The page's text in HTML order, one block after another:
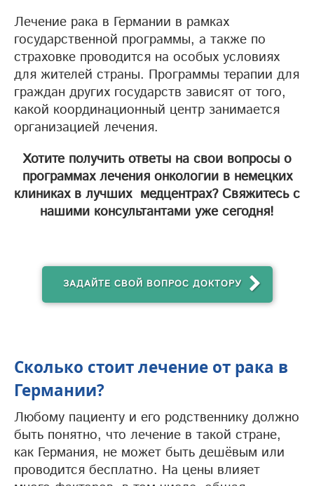
Лечение рака в Германии в рамках
государственной программы, а также по
страховке проводится на особых условиях
для жителей страны. Программы терапии для
граждан других государств зависят от того,
какой координационный центр занимается
организацией лечения.
Хотите получить ответы на свои вопросы о
программах лечения онкологии в немецких
клиниках в лучших медцентрах? Свяжитесь с
нашими консультантами уже сегодня!
ЗАДАЙТЕ СВОЙ ВОПРОС ДОКТОРУ
Сколько стоит лечение от рака в
Германии?
Любому пациенту и его родственнику должно
быть понятно, что лечение в такой стране,
как Германия, не может быть дешёвым или
проводится бесплатно. На цены влияет